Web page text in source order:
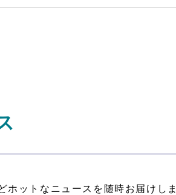
ットなニュースを随時お届けしま